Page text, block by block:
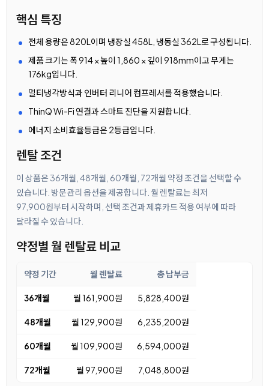
핵심 특징
전체 용량은 820L이며 냉장실 458L, 냉동실 362L로 구성됩니다.
제품 크기는 폭 914 × 높이 1,860 × 깊이 918mm이고 무게는
176kg입니다.
멀티냉각방식과 인버터 리니어 컴프레서를 적용했습니다.
ThinQ Wi-Fi 연결과 스마트 진단을 지원합니다.
에너지 소비효율등급은 2등급입니다.
렌탈 조건
이 상품은 36개월, 48개월, 60개월, 72개월 약정 조건을 선택할 수
있습니다. 방문관리 옵션을 제공합니다. 월 렌탈료는 최저
97,900원부터 시작하며, 선택 조건과 제휴카드 적용 여부에 따라
달라질 수 있습니다.
약정별 월 렌탈료 비교
약정 기간 월 렌탈료 총 납부금
36개월 월 161,900원 5,828,400원
48개월 월 129,900원 6,235,200원
60개월 월 109,900원 6,594,000원
72개월 월 97,900원 7,048,800원